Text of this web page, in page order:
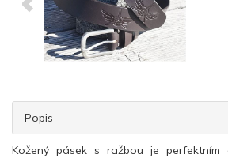
Popis
Kožený pásek s ražbou je perfektním